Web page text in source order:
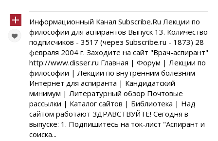
Информационный Канал Subscribe.Ru Лекции по
философии для аспирантов Выпуск 13. Количество
подписчиков - 3517 (через Subscribe.ru - 1873) 28
февраля 2004 г. Заходите на сайт "Врач-аспирант"
http://www.disser.ru Главная | Форум | Лекции по
философии | Лекции по внутренним болезням
Интернет для аспиранта | Кандидатский
минимум | Литературный обзор Почтовые
рассылки | Каталог сайтов | Библиотека | Над
сайтом работают ЗДРАВСТВУЙТЕ! Сегодня в
выпуске: 1. Подпишитесь на ток-лист "Аспирант и
соиска...